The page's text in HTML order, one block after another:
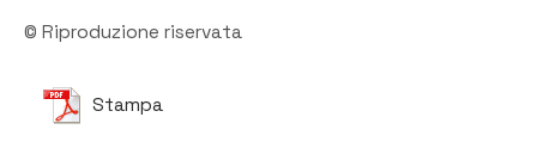
© Riproduzione riservata
Stampa